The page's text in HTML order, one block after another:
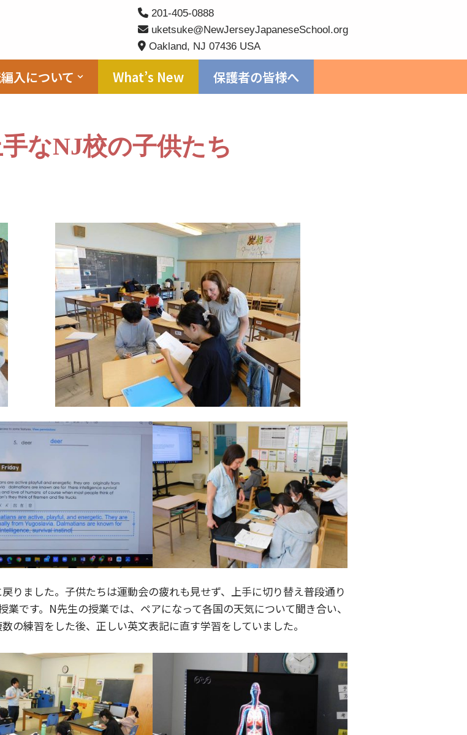
201-405-0888
uketsuke@NewJerseyJapaneseSchool.org
Oakland, NJ 07436 USA
入について What’s New 保護者の皆様へ
なNJ校の子供たち
りました。子供たちは運動会の疲れも見せず、上手に切り替え普段通り
です。N先生の授業では、ペアになって各国の天気について聞き合い、
の練習をした後、正しい英文表記に直す学習をしていました。